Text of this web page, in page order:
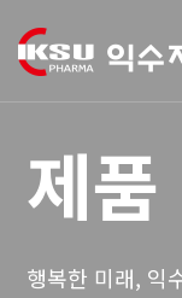
제품
행복한 미래, 익